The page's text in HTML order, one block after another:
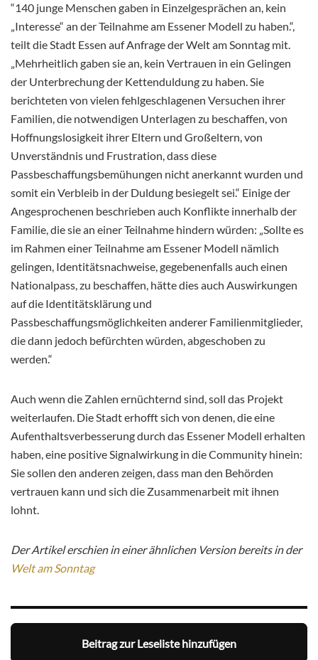
“140 junge Menschen gaben in Einzelgesprächen an, kein
„Interesse“ an der Teilnahme am Essener Modell zu haben.“,
teilt die Stadt Essen auf Anfrage der Welt am Sonntag mit.
„Mehrheitlich gaben sie an, kein Vertrauen in ein Gelingen
der Unterbrechung der Kettenduldung zu haben. Sie
berichteten von vielen fehlgeschlagenen Versuchen ihrer
Familien, die notwendigen Unterlagen zu beschaffen, von
Hoffnungslosigkeit ihrer Eltern und Großeltern, von
Unverständnis und Frustration, dass diese
Passbeschaffungsbemühungen nicht anerkannt wurden und
somit ein Verbleib in der Duldung besiegelt sei.“ Einige der
Angesprochenen beschrieben auch Konflikte innerhalb der
Familie, die sie an einer Teilnahme hindern würden: „Sollte es
im Rahmen einer Teilnahme am Essener Modell nämlich
gelingen, Identitätsnachweise, gegebenenfalls auch einen
Nationalpass, zu beschaffen, hätte dies auch Auswirkungen
auf die Identitätsklärung und
Passbeschaffungsmöglichkeiten anderer Familienmitglieder,
die dann jedoch befürchten würden, abgeschoben zu
werden.“
Auch wenn die Zahlen ernüchternd sind, soll das Projekt
weiterlaufen. Die Stadt erhofft sich von denen, die eine
Aufenthaltsverbesserung durch das Essener Modell erhalten
haben, eine positive Signalwirkung in die Community hinein:
Sie sollen den anderen zeigen, dass man den Behörden
vertrauen kann und sich die Zusammenarbeit mit ihnen
lohnt.
Der Artikel erschien in einer ähnlichen Version bereits in der
Welt am Sonntag
Beitrag zur Leseliste hinzufügen